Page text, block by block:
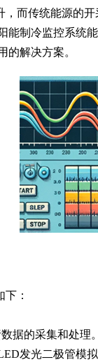
而传统能源的
能制冷监控系统
的解决方案。
：
据的采集和处
发光二极管模